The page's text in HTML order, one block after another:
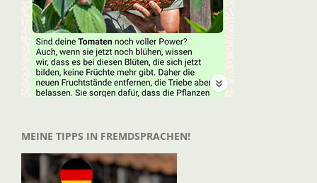
MEINE TIPPS IN FREMDSPRACHEN!